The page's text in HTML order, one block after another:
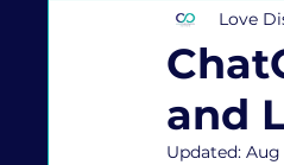
Professional
and
Love
Updated:Aug